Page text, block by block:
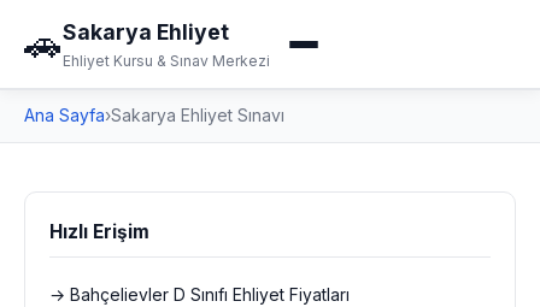
🚗Sakarya Ehliyet
Ehliyet Kursu & Sınav Merkezi
Ana Sayfa›Sakarya Ehliyet Sınavı
Hızlı Erişim
→ Bahçelievler D Sınıfı Ehliyet Fiyatları